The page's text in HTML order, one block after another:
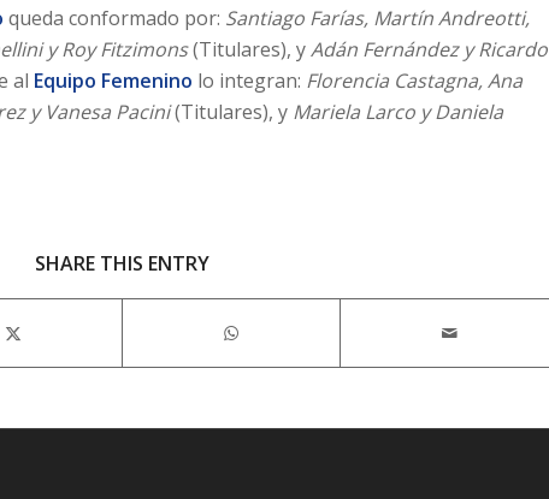
queda conformado por: Santiago Farías, Martín Andreotti,
y Roy Fitzimons(Titulares), yAdán Fernández y Ricardo
al Equipo Femenino lo integran: Florencia Castagna, Ana
y Vanesa Pacini(Titulares), y Mariela Larco y Daniela
SHARE THIS ENTRY